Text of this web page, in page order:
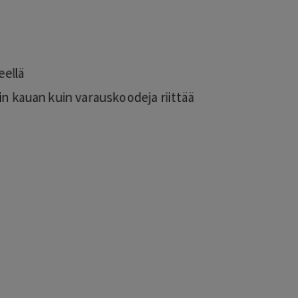
kauan kuin varauskoodeja riittää